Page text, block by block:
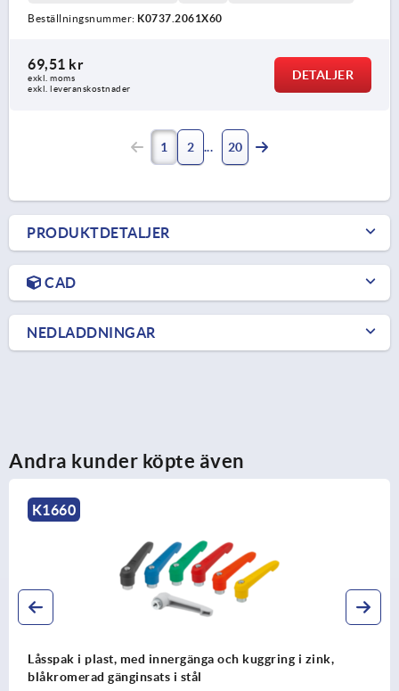
Beställningsnummer: K0737.2061X60
69,51 kr
exkl. moms
exkl. leveranskostnader
DETALJER
1 2 20
PRODUKTDETALJER
CAD
NEDLADDNINGAR
Andra kunder köpte även
med innergänga och kuggring i zink,
i stål
Låsspak